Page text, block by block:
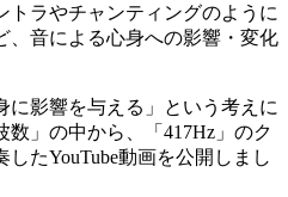
トラやチャンティングのように
、音による心身への影響・変化
に影響を与える」という考えに
」の中から、「417Hz」のク
たYouTube動画を公開しまし